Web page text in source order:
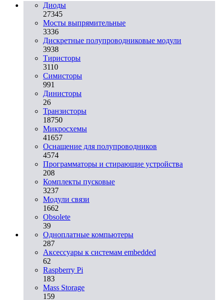
Диоды
27345
Мосты выпрямительные
3336
Дискретные полупроводниковые модули
3938
Тиристоры
3110
Симисторы
991
Динисторы
26
Транзисторы
18750
Микросхемы
41657
Оснащение для полупроводников
4574
Программаторы и стирающие устройства
208
Комплекты пусковые
3237
Модули связи
1662
Obsolete
39
Одноплатные компьютеры
287
Аксессуары к системам embedded
62
Raspberry Pi
183
Mass Storage
159